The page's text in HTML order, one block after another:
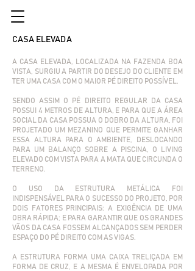
CASA ELEVADA
A CASA ELEVADA, LOCALIZADA NA FAZENDA BOA
VISTA, SURGIU A PARTIR DO DESEJO DO CLIENTE EM
TER UMA CASA COM O MAIOR PÉ DIREITO POSSÍVEL.
SENDO ASSIM O PÉ DIREITO REGULAR DA CASA
POSSUI 4 METROS DE ALTURA, E PARA QUE A ÁREA
SOCIAL DA CASA POSSUA O DOBRO DA ALTURA, FOI
PROJETADO UM MEZANINO QUE PERMITE GANHAR
ESSA ALTURA PARA O AMBIENTE, DESLOCANDO
PARA UM BALANÇO SOBRE A PISCINA, O LIVING
ELEVADO COM VISTA PARA A MATA QUE CIRCUNDA O
TERRENO.
O USO DA ESTRUTURA METÁLICA FOI
INDISPENSÁVEL PARA O SUCESSO DO PROJETO, POR
DOIS FATORES PRINCIPAIS: A EXIGÊNCIA DE UMA
OBRA RÁPIDA; E PARA GARANTIR QUE OS GRANDES
VÃOS DA CASA FOSSEM ALCANÇADOS SEM PERDER
ESPAÇO DO PÉ DIREITO COM AS VIGAS.
A ESTRUTURA FORMA UMA CAIXA TRELIÇADA EM
FORMA DE CRUZ, E A MESMA É ENVELOPADA POR